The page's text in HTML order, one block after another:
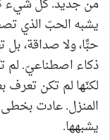
من جديد. كلّ شيء
يشبه الحبّ الذي
حبًّا، ولا صداقة،
ذكاء اصطناعيّ. لم
لكنّها لم تكن تعرف
المنزل. عادت
يشبهها.